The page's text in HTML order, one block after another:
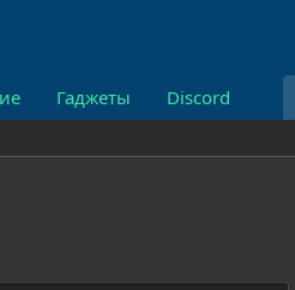
Гаджеты Discord